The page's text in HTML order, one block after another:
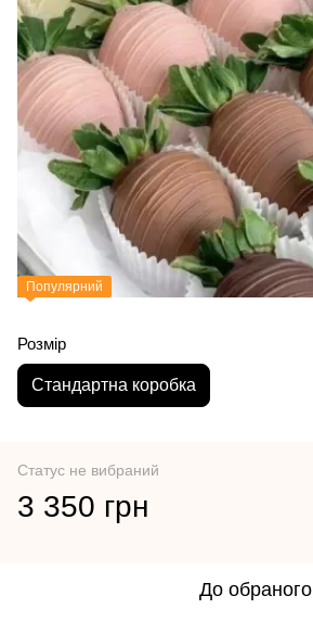
Популярний
Розмір
Стандартна коробка
Статус не вибраний
3 350 грн
До обраного